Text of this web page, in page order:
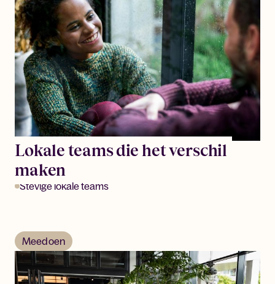
Lokale teams die het verschil
maken
Stevige lokale teams
Meedoen